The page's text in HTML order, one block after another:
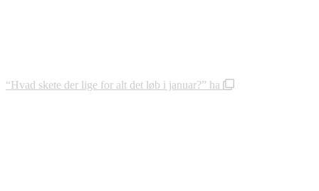
“Hvad skete der lige for alt det løb i januar?” ha